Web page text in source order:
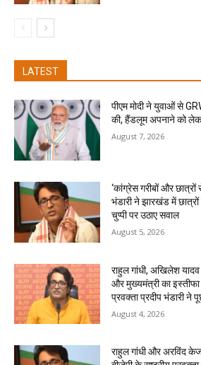
LATEST
पीएम मोदी ने युवाओं से
की, हैंडलूम अपनाने को
August 7, 2026
‘कांग्रेस गरीबों और
भंडारी ने झारखंड में छात्रों
चुप्पी पर उठाए सवाल
August 5, 2026
राहुल गांधी, अखिलेश
और मुख्यमंत्री का इस्तीफा
प्रवक्ता प्रदीप भंडारी ने
August 4, 2026
राहुल गांधी और अरविंद